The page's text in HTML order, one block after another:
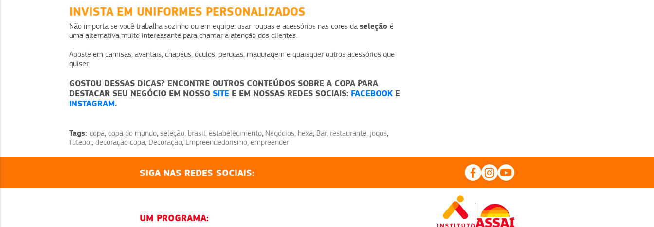
INVISTA EM UNIFORMES PERSONALIZADOS
Não importa se você trabalha sozinho ou em equipe: usar roupas e acessórios nas cores da seleção é
uma alternativa muito interessante para chamar a atenção dos clientes.
Aposte em camisas, aventais, chapéus, óculos, perucas, maquiagem e quaisquer outros acessórios que
quiser.
GOSTOU DESSAS DICAS? ENCONTRE OUTROS CONTEÚDOS SOBRE A COPA PARA
DESTACAR SEU NEGÓCIO EM NOSSO SITE E EM NOSSAS REDES SOCIAIS: FACEBOOK E
INSTAGRAM.
Tags: copa, copa do mundo, seleção, brasil, estabelecimento, Negócios, hexa, Bar, restaurante, jogos,
futebol, decoração copa, Decoração, Empreendedorismo, empreender
SIGA NAS REDES SOCIAIS:
UM PROGRAMA: